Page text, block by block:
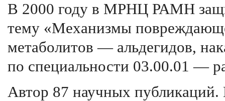
В 2000 году в МРНЦ РАМН
тему «Механизмы
метаболитов — альдегидов,
по специальности 03.00.01 —
Автор 87 научных публикаций.